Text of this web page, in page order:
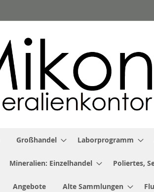
Großhandel Laborprogramm
Mineralien: Einzelhandel Poliertes,
Angebote Alte Sammlungen